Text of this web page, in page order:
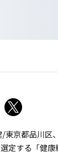
東京都品川
定する「健康